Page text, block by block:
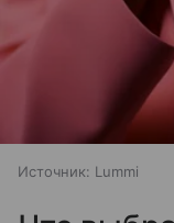
Источник: Lummi